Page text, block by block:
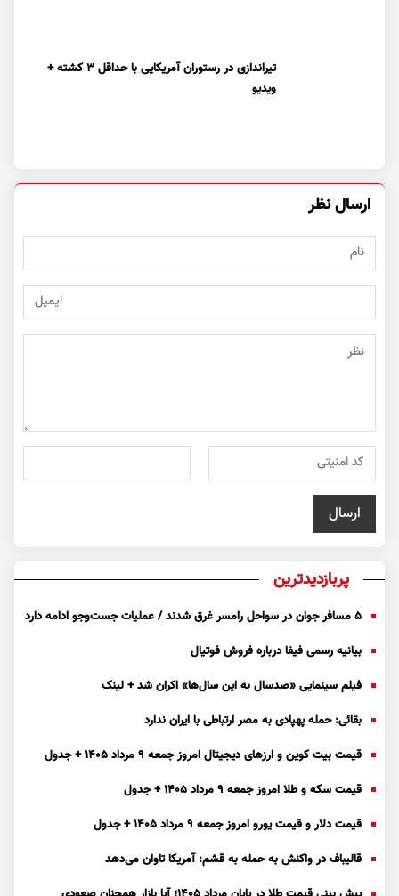
تیراندازی در رستوران آمریکایی با حداقل ۳ کشته +
ویدیو
ارسال نظر
پربازدیدترین
۵ مسافر جوان در سواحل رامسر غرق شدند / عملیات جست‌و‌جو ادامه دارد
بیانیه رسمی فیفا درباره فروش فوتیال
فیلم سینمایی «صدسال به این سال‌ها» اکران شد + لینک
بقائی: حمله پهپادی به مصر ارتباطی با ایران ندارد
قیمت بیت کوین و ارز‌های دیجیتال امروز جمعه ۹ مرداد ۱۴۰۵ + جدول
قیمت سکه و طلا امروز جمعه ۹ مرداد ۱۴۰۵ + جدول
قیمت دلار و قیمت یورو امروز جمعه ۹ مرداد ۱۴۰۵ + جدول
قالیباف در واکنش به حمله به قشم: آمریکا تاوان می‌دهد